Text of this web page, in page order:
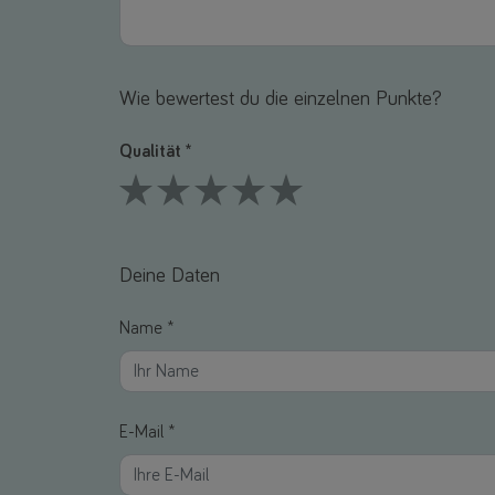
Wie bewertest du die einzelnen Punkte?
Qualität *
Deine Daten
Name *
E-Mail *